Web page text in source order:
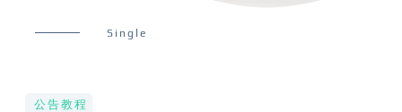
Single
公告教程